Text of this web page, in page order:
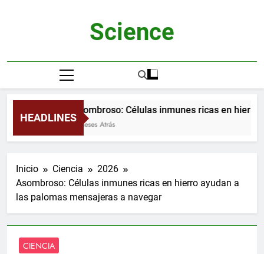
Science
HEADLINES
Asombroso: Células inmunes ricas en hierro
2 Meses Atrás
Inicio Ciencia
2026
Asombroso: Células inmunes ricas en hierro ayudan a
las palomas mensajeras a navegar
CIENCIA